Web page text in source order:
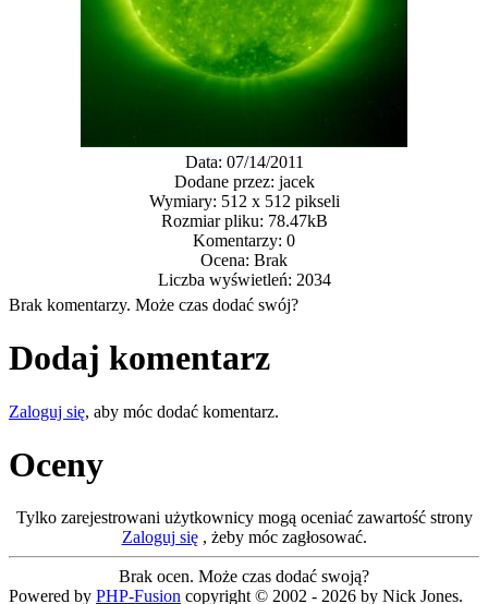
Data: 07/14/2011
Dodane przez: jacek
Wymiary: 512 x 512 pikseli
Rozmiar pliku: 78.47kB
Komentarzy: 0
Ocena: Brak
Liczba wyświetleń: 2034
Brak komentarzy. Może czas dodać swój?
Dodaj komentarz
Zaloguj się, aby móc dodać komentarz.
Oceny
Tylko zarejestrowani użytkownicy mogą oceniać zawartość strony
Zaloguj się, żeby móc zagłosować.
Brak ocen. Może czas dodać swoją?
Powered by PHP-Fusion copyright © 2002 - 2026 by Nick Jones.